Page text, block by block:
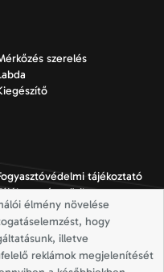
szerelés
tájékoztató
a sütik
a szerződéstől
élmény növelése
hogy
illetve
reklámok megjelenítését